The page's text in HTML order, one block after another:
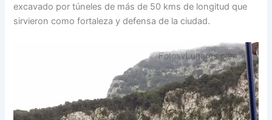
excavado por túneles de más de 50 kms de longitud que
sirvieron como fortaleza y defensa de la ciudad.